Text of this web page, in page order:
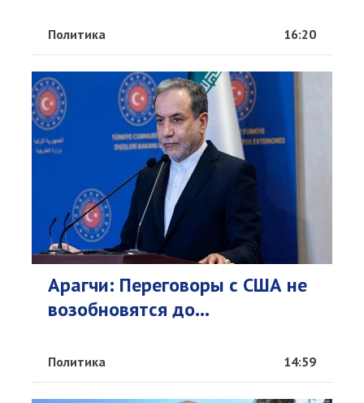
Политика 16:20
Арагчи: Переговоры с США не
возобновятся до...
Политика 14:59